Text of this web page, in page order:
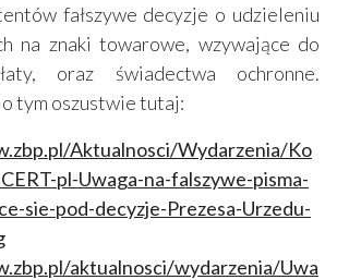
fałszywe decyzje o udzieleniu
na znaki towarowe, wzywające do
oraz świadectwa ochronne.
tym oszustwie tutaj:
Aktualnosci/Wydarzenia/Ko
pl-Uwaga-na-falszywe-pisma-
sie-pod-decyzje-Prezesa-Urzedu-
aktualnosci/wydarzenia/Uwa